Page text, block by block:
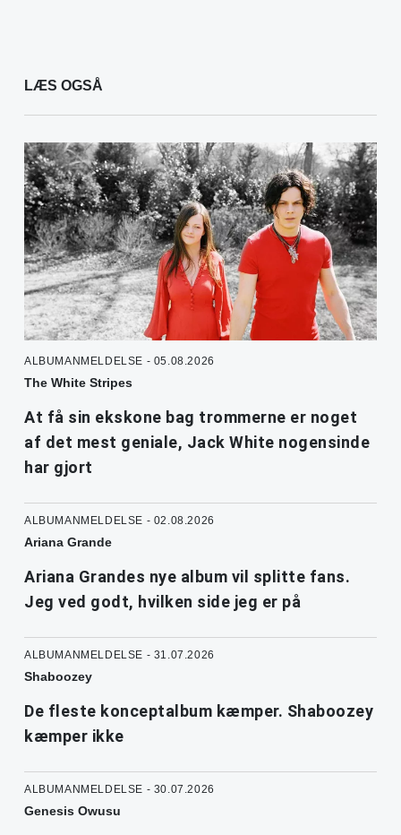
LÆS OGSÅ
ALBUMANMELDELSE - 05.08.2026
The White Stripes
At få sin ekskone bag trommerne er noget
af det mest geniale, Jack White nogensinde
har gjort
ALBUMANMELDELSE - 02.08.2026
Ariana Grande
Ariana Grandes nye album vil splitte fans.
Jeg ved godt, hvilken side jeg er på
ALBUMANMELDELSE - 31.07.2026
Shaboozey
De fleste konceptalbum kæmper. Shaboozey
kæmper ikke
ALBUMANMELDELSE - 30.07.2026
Genesis Owusu